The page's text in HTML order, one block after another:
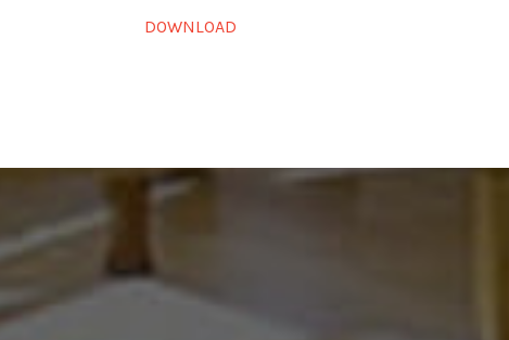
DOWNLOAD